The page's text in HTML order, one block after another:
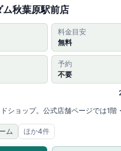
秋葉原駅前店
料金目安
無料
予約
不要
ショップ。公式店舗ページでは1階
5階レジカウンターでの大会受付が案
ム ほか4件